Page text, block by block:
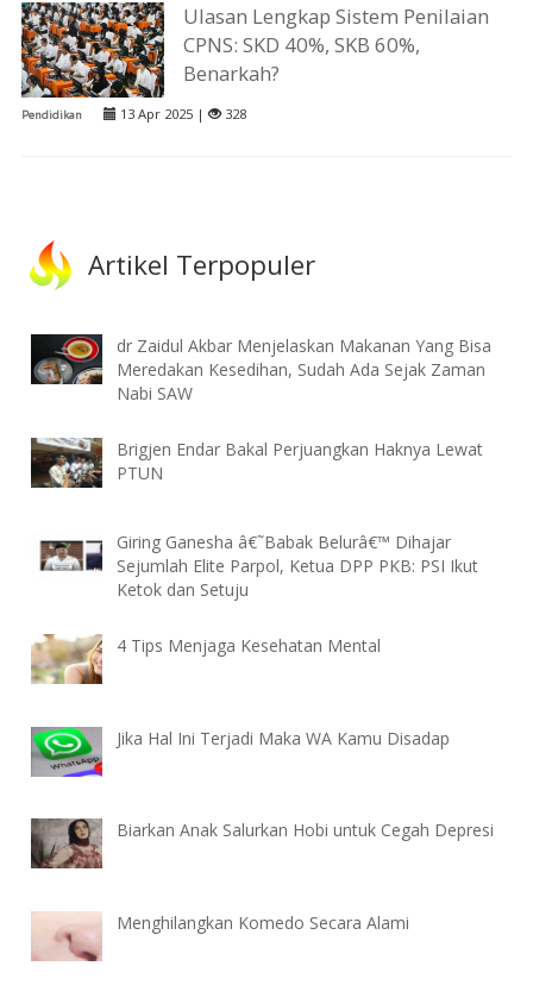
Ulasan Lengkap Sistem Penilaian
CPNS: SKD 40%, SKB 60%,
Benarkah?
Pendidikan 13 Apr 2025 | 328
Artikel Terpopuler
dr Zaidul Akbar Menjelaskan Makanan Yang Bisa
Meredakan Kesedihan, Sudah Ada Sejak Zaman
Nabi SAW
Brigjen Endar Bakal Perjuangkan Haknya Lewat
PTUN
Giring Ganesha â€˜Babak Belurâ€™ Dihajar
Sejumlah Elite Parpol, Ketua DPP PKB: PSI Ikut
Ketok dan Setuju
4 Tips Menjaga Kesehatan Mental
Jika Hal Ini Terjadi Maka WA Kamu Disadap
Biarkan Anak Salurkan Hobi untuk Cegah Depresi
Menghilangkan Komedo Secara Alami